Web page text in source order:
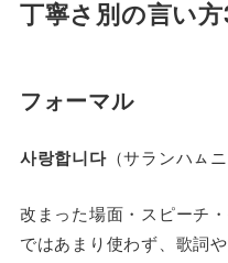
丁寧さ別の言い
フォーマル
사랑합니다（サランハㇺ
改まった場面・スピーチ
ではあまり使わず、歌詞